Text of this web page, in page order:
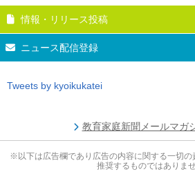
情報・リリース投稿
ニュース配信登録
Tweets by kyoikukatei
教育家庭新聞メールマガ
※以下は広告欄であり広告の内容に関する一切
推奨するものではありませ